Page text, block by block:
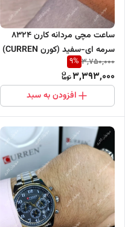
ساعت مچی مردانه کارن 8324
سرمه ای-سفید (کورن CURREN)
سه موتور فعال
3,750,000
9%
3,393,000
افزودن به سبد